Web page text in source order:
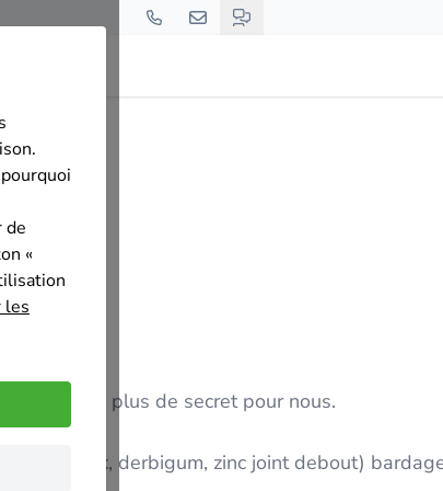
de
«
les
pour nous.
Resitrix, derbigum, zinc joint debout)